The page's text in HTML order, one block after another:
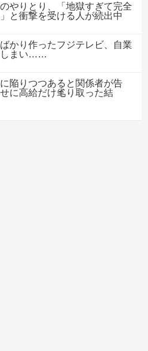
やりとり、「地獄すぎて完全
と衝撃を受ける人が続出中
かり作ったフジテレビ、自業
しまい……
陥りつつあると関係者が告
に高給だけ毟り取った結